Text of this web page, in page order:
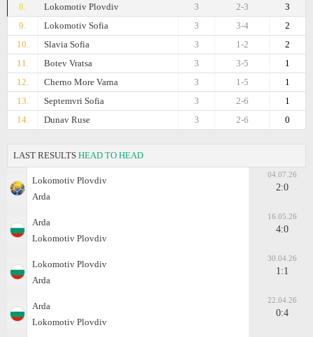
8.
Lokomotiv Plovdiv 3
2-3
3
9.
Lokomotiv Sofia 2
3-4
3
10.
Slavia Sofia 2
1-2
3
11.
Botev Vratsa 1
3-5
3
12.
Cherno More Varna 1
1-5
3
13.
Septemvri Sofia 1
2-6
3
14.
Dunav Ruse 0
2-6
3
LAST RESULTS HEAD TO HEAD
Lokomotiv Plovdiv
Arda
04.07.26
2:0
Arda
Lokomotiv Plovdiv
16.05.26
4:0
Lokomotiv Plovdiv
Arda
30.04.26
1:1
Arda
Lokomotiv Plovdiv
22.04.26
0:4